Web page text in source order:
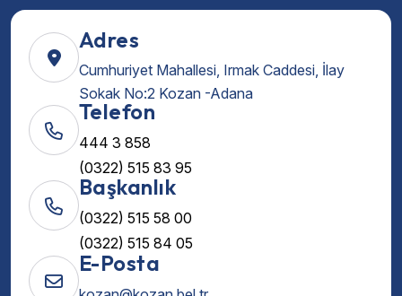
Adres
Cumhuriyet Mahallesi, Irmak Caddesi, İlay
Sokak No:2 Kozan -Adana
Telefon
444 3 858
(0322) 515 83 95
Başkanlık
(0322) 515 58 00
(0322) 515 84 05
E-Posta